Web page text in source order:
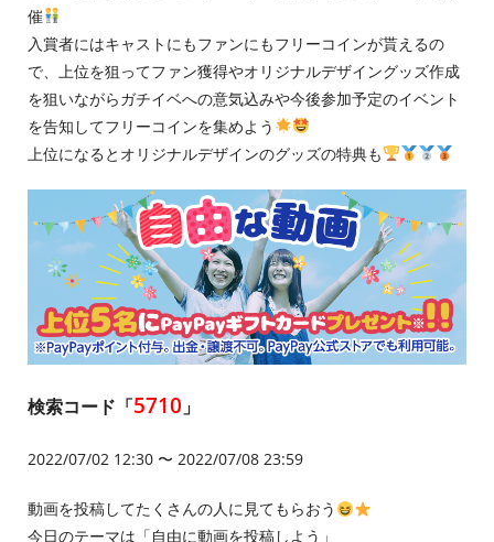
催
入賞者にはキャストにもファンにもフリーコインが貰えるの
で、上位を狙ってファン獲得やオリジナルデザイングッズ作成
を狙いながらガチイベへの意気込みや今後参加予定のイベント
を告知してフリーコインを集めよう
上位になるとオリジナルデザインのグッズの特典も
検索コード「5710 」
2022/07/02 12:30 〜 2022/07/08 23:59
動画を投稿してたくさんの人に見てもらおう
今日のテーマは「自由に動画を投稿しよう」